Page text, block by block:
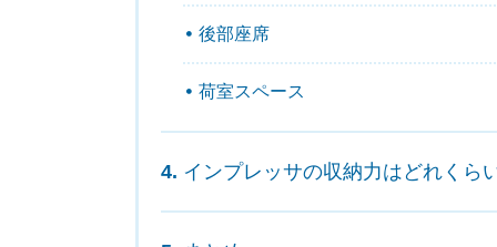
後部座席
荷室スペース
インプレッサの収納力はどれくら